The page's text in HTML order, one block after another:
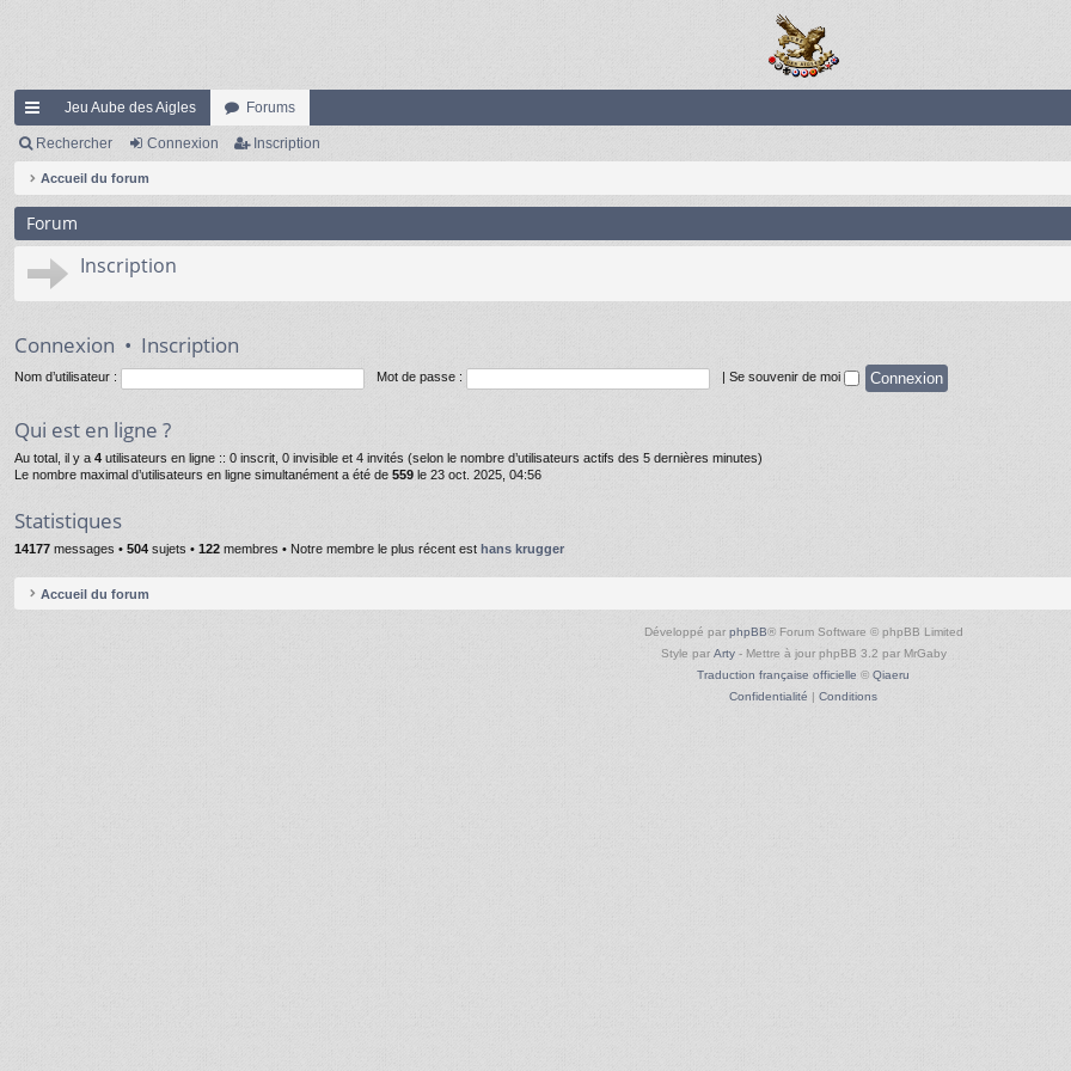
ac
co
ur
ci
Jeu Aube des Aigles Forums
Rechercher Connexion Inscription
Accueil du forum
Forum
Inscription
Connexion • Inscription
Nom d’utilisateur : Mot de passe : Se souvenir de moi
Qui est en ligne ?
Au total, il y a 4 utilisateurs en ligne :: 0 inscrit, 0 invisible et 4 invités (selon le nombre d’utilisateurs actifs des 5 dernières minutes)
Le nombre maximal d’utilisateurs en ligne simultanément a été de 559 le 23 oct. 2025, 04:56
Statistiques
14177 messages • 504 sujets • 122 membres • Notre membre le plus récent est hans krugger
Accueil du forum
Développé par phpBB® Forum Software © phpBB Limited
Style par Arty- Mettre à jour phpBB 3.2 par MrGaby
Traduction française officielle © Qiaeru
Confidentialité | Conditions